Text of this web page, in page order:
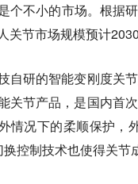
个不小的市场。根据
关节市场规模预计
自研的智能变刚度关
关节产品，是国内首
情况下的柔顺保护，
控制技术也使得关节